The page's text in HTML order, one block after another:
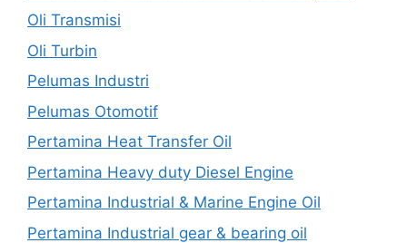
Oli Transmisi
Oli Turbin
Pelumas Industri
Pelumas Otomotif
Pertamina Heat Transfer Oil
Pertamina Heavy duty Diesel Engine
Pertamina Industrial & Marine Engine Oil
Pertamina Industrial gear & bearing oil